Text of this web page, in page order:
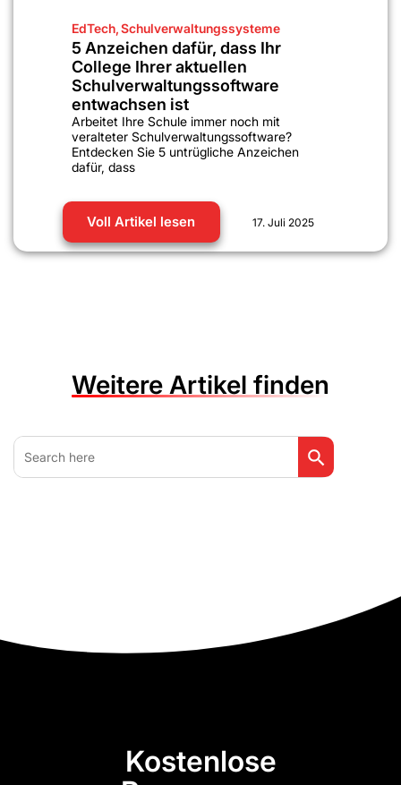
EdTech,Schulverwaltungssysteme
5 Anzeichen dafür, dass Ihr
College Ihrer aktuellen
Schulverwaltungssoftware
entwachsen ist
Arbeitet Ihre Schule immer noch mit
veralteter Schulverwaltungssoftware?
Entdecken Sie 5 untrügliche Anzeichen
dafür, dass
Voll Artikel lesen 17. Juli 2025
Weitere Artikel finden
Search
for:
Search Button
Kostenlose